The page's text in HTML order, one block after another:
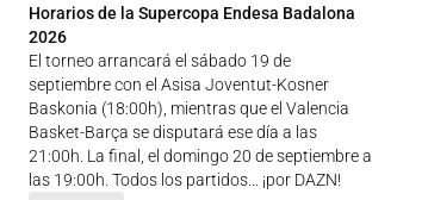
Horarios de la Supercopa Endesa Badalona
2026
El torneo arrancará el sábado 19 de
septiembre con el Asisa Joventut-Kosner
Baskonia (18:00h), mientras que el Valencia
Basket-Barça se disputará ese día a las
21:00h. La final, el domingo 20 de septiembre a
las 19:00h. Todos los partidos... ¡por DAZN!